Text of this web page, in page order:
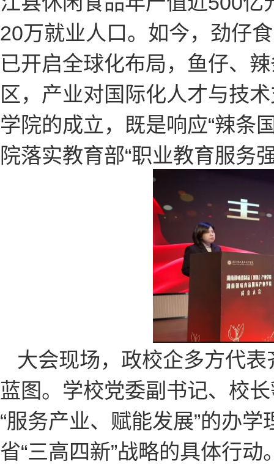
20万就业人口。如今，劲仔
已开启全球化布局，鱼仔、
区，产业对国际化人才与技
学院的成立，既是响应“辣条
院落实教育部“职业教育服务
大会现场，政校企多方代
蓝图。学校党委副书记、校
“服务产业、赋能发展”的办
省“三高四新”战略的具体行